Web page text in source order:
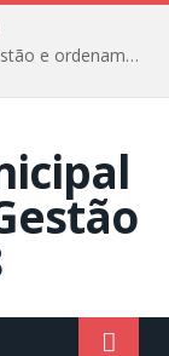
Resex Maracanã avança no processo de gestão e ordenamento do turismo em nossas áreas protegidas.